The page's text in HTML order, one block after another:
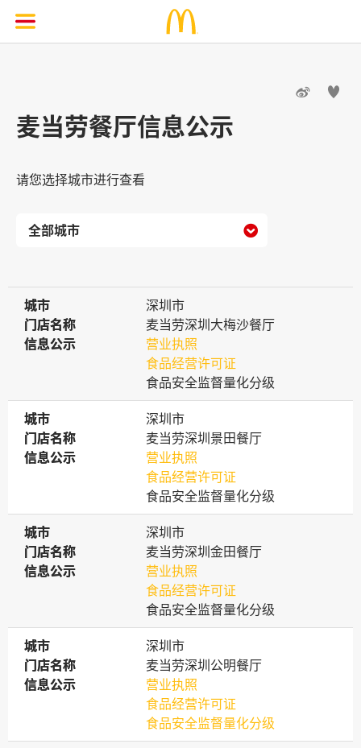
 
麦当劳餐厅信息公示
请您选择城市进行查看

城市
城市
深圳市
门店名称
门店名称
麦当劳深圳大梅沙餐厅
信息公示
信息公示
营业执照
食品经营许可证
食品安全监督量化分级
城市
城市
深圳市
门店名称
门店名称
麦当劳深圳景田餐厅
信息公示
信息公示
营业执照
食品经营许可证
食品安全监督量化分级
城市
城市
深圳市
门店名称
门店名称
麦当劳深圳金田餐厅
信息公示
信息公示
营业执照
食品经营许可证
食品安全监督量化分级
城市
城市
深圳市
门店名称
门店名称
麦当劳深圳公明餐厅
信息公示
信息公示
营业执照
食品经营许可证
食品安全监督量化分级